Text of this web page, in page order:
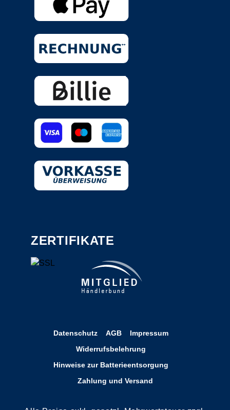
ZERTIFIKATE
Datenschutz AGB
Impressum
Widerrufsbelehrung
Hinweise zur Batterieentsorgung
Zahlung und Versand